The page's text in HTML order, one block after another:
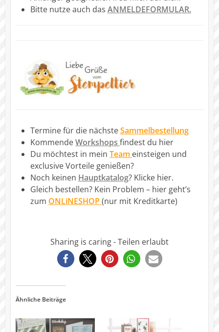
Bitte nutze auch das ANMELDEFORMULAR.
Termine für die nächsteSammelbestellung
KommendeWorkshops findest du hier
Du möchtest in mein Team einsteigen und
exclusive Vorteile genießen?
Noch keinen Hauptkatalog? Klicke hier.
Gleich bestellen? Kein Problem – hier geht’s
zum ONLiNESHOP (nur mit Kreditkarte)
Sharing is caring - Teilen erlaubt
18
Ähnliche Beiträge